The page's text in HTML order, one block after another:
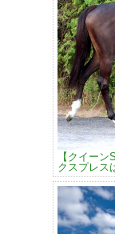
【クイー
クスプレス